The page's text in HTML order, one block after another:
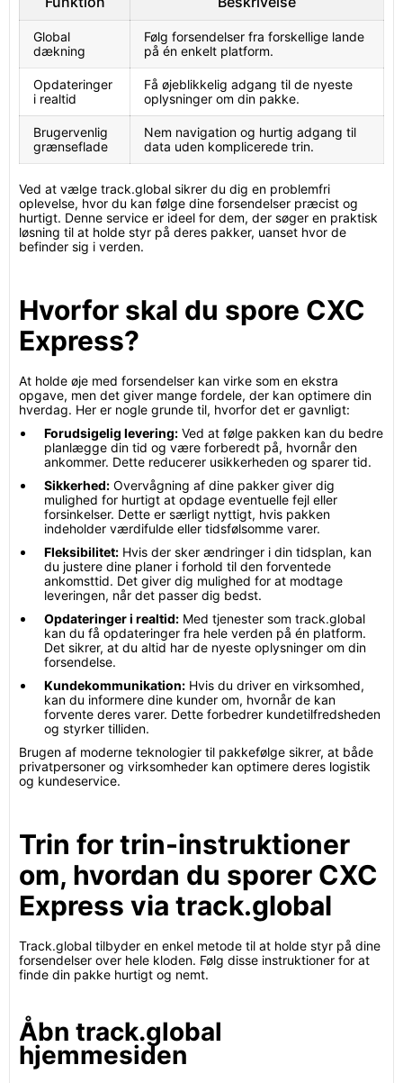
Global
dækning
Følg forsendelser fra forskellige lande
på én enkelt platform.
Opdateringer
i realtid
Få øjeblikkelig adgang til de nyeste
oplysninger om din pakke.
Brugervenlig
grænseflade
Nem navigation og hurtig adgang til
data uden komplicerede trin.
Ved at vælge track.global sikrer du dig en problemfri
oplevelse, hvor du kan følge dine forsendelser præcist og
hurtigt. Denne service er ideel for dem, der søger en praktisk
løsning til at holde styr på deres pakker, uanset hvor de
befinder sig i verden.
Hvorfor skal du spore CXC
Express?
At holde øje med forsendelser kan virke som en ekstra
opgave, men det giver mange fordele, der kan optimere din
hverdag. Her er nogle grunde til, hvorfor det er gavnligt:
Forudsigelig levering: Ved at følge pakken kan du bedre
planlægge din tid og være forberedt på, hvornår den
ankommer. Dette reducerer usikkerheden og sparer tid.
Sikkerhed: Overvågning af dine pakker giver dig
mulighed for hurtigt at opdage eventuelle fejl eller
forsinkelser. Dette er særligt nyttigt, hvis pakken
indeholder værdifulde eller tidsfølsomme varer.
Fleksibilitet: Hvis der sker ændringer i din tidsplan, kan
du justere dine planer i forhold til den forventede
ankomsttid. Det giver dig mulighed for at modtage
leveringen, når det passer dig bedst.
Opdateringer i realtid: Med tjenester som track.global
kan du få opdateringer fra hele verden på én platform.
Det sikrer, at du altid har de nyeste oplysninger om din
forsendelse.
Kundekommunikation: Hvis du driver en virksomhed,
kan du informere dine kunder om, hvornår de kan
forvente deres varer. Dette forbedrer kundetilfredsheden
og styrker tilliden.
Brugen af moderne teknologier til pakkefølge sikrer, at både
privatpersoner og virksomheder kan optimere deres logistik
og kundeservice.
Trin for trin-instruktioner
om, hvordan du sporer CXC
Express via track.global
Track.global tilbyder en enkel metode til at holde styr på dine
forsendelser over hele kloden. Følg disse instruktioner for at
finde din pakke hurtigt og nemt.
Åbn track.global
hjemmesiden